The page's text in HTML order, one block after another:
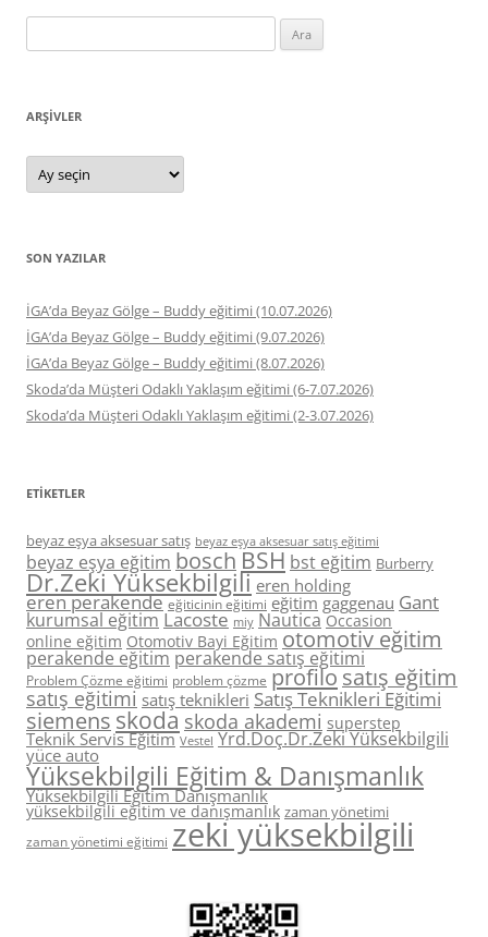
ARŞIVLER
Arşivler
SON YAZILAR
İGA’da Beyaz Gölge – Buddy eğitimi (10.07.2026)
İGA’da Beyaz Gölge – Buddy eğitimi (9.07.2026)
İGA’da Beyaz Gölge – Buddy eğitimi (8.07.2026)
Skoda’da Müşteri Odaklı Yaklaşım eğitimi (6-7.07.2026)
Skoda’da Müşteri Odaklı Yaklaşım eğitimi (2-3.07.2026)
ETIKETLER
beyaz eşya aksesuar satış beyaz eşya aksesuar satış eğitimi
beyaz eşya eğitim boschBSH bst eğitim Burberry
Dr.Zeki Yüksekbilgili eren holding
eren perakende eğiticinin eğitimi eğitim gaggenau Gant
kurumsal eğitim Lacoste miy Nautica Occasion
online eğitim Otomotiv Bayi Eğitim otomotiv eğitim
perakende eğitim perakende satış eğitimi
Problem Çözme eğitimi problem çözme profilo satış eğitim
satış eğitimi satış teknikleri Satış Teknikleri Eğitimi
siemens skoda skoda akademi superstep
Teknik Servis Eğitim Vestel Yrd.Doç.Dr.Zeki Yüksekbilgili
yüce auto
Yüksekbilgili Eğitim & Danışmanlık
Yüksekbilgili Eğitim Danışmanlık
yüksekbilgili eğitim ve danışmanlık zaman yönetimi
zaman yönetimi eğitimi zeki yüksekbilgili